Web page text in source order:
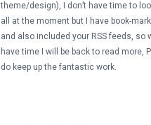
theme/design), I don’t have time to
all at the moment but I have book-
and also included your RSS feeds, so
have time I will be back to read more,
do keep up the fantastic work.